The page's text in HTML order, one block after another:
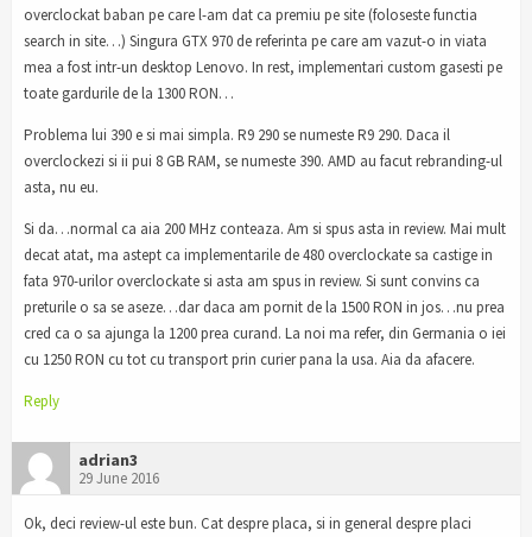
overclockat baban pe care l-am dat ca premiu pe site (foloseste functia
search in site…) Singura GTX 970 de referinta pe care am vazut-o in viata
mea a fost intr-un desktop Lenovo. In rest, implementari custom gasesti pe
toate gardurile de la 1300 RON…
Problema lui 390 e si mai simpla. R9 290 se numeste R9 290. Daca il
overclockezi si ii pui 8 GB RAM, se numeste 390. AMD au facut rebranding-ul
asta, nu eu.
Si da…normal ca aia 200 MHz conteaza. Am si spus asta in review. Mai mult
decat atat, ma astept ca implementarile de 480 overclockate sa castige in
fata 970-urilor overclockate si asta am spus in review. Si sunt convins ca
preturile o sa se aseze…dar daca am pornit de la 1500 RON in jos…nu prea
cred ca o sa ajunga la 1200 prea curand. La noi ma refer, din Germania o iei
cu 1250 RON cu tot cu transport prin curier pana la usa. Aia da afacere.
Reply
adrian3
29 June 2016
Ok, deci review-ul este bun. Cat despre placa, si in general despre placi